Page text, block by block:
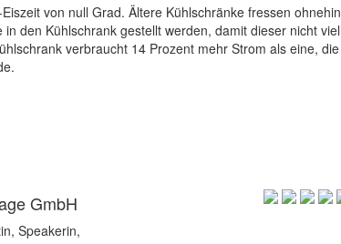
von null Grad. Ältere Kühlschränke fressen ohnehin
den Kühlschrank gestellt werden, damit dieser nicht viel
verbraucht 14 Prozent mehr Strom als eine, die
GmbH
Speakerin,